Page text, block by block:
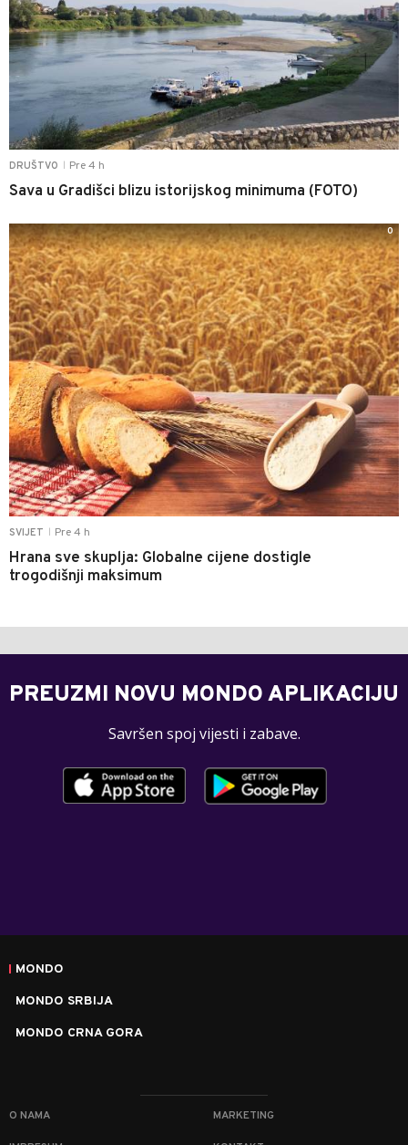
DRUŠTVO Pre 4 h
Sava u Gradišci blizu istorijskog minimuma (FOTO)
SVIJET Pre 4 h
Hrana sve skuplja: Globalne cijene dostigle
trogodišnji maksimum
0
PREUZMI NOVU MONDO APLIKACIJU
Savršen spoj vijesti i zabave.
MONDO
MONDO SRBIJA
MONDO CRNA GORA
O NAMA MARKETING